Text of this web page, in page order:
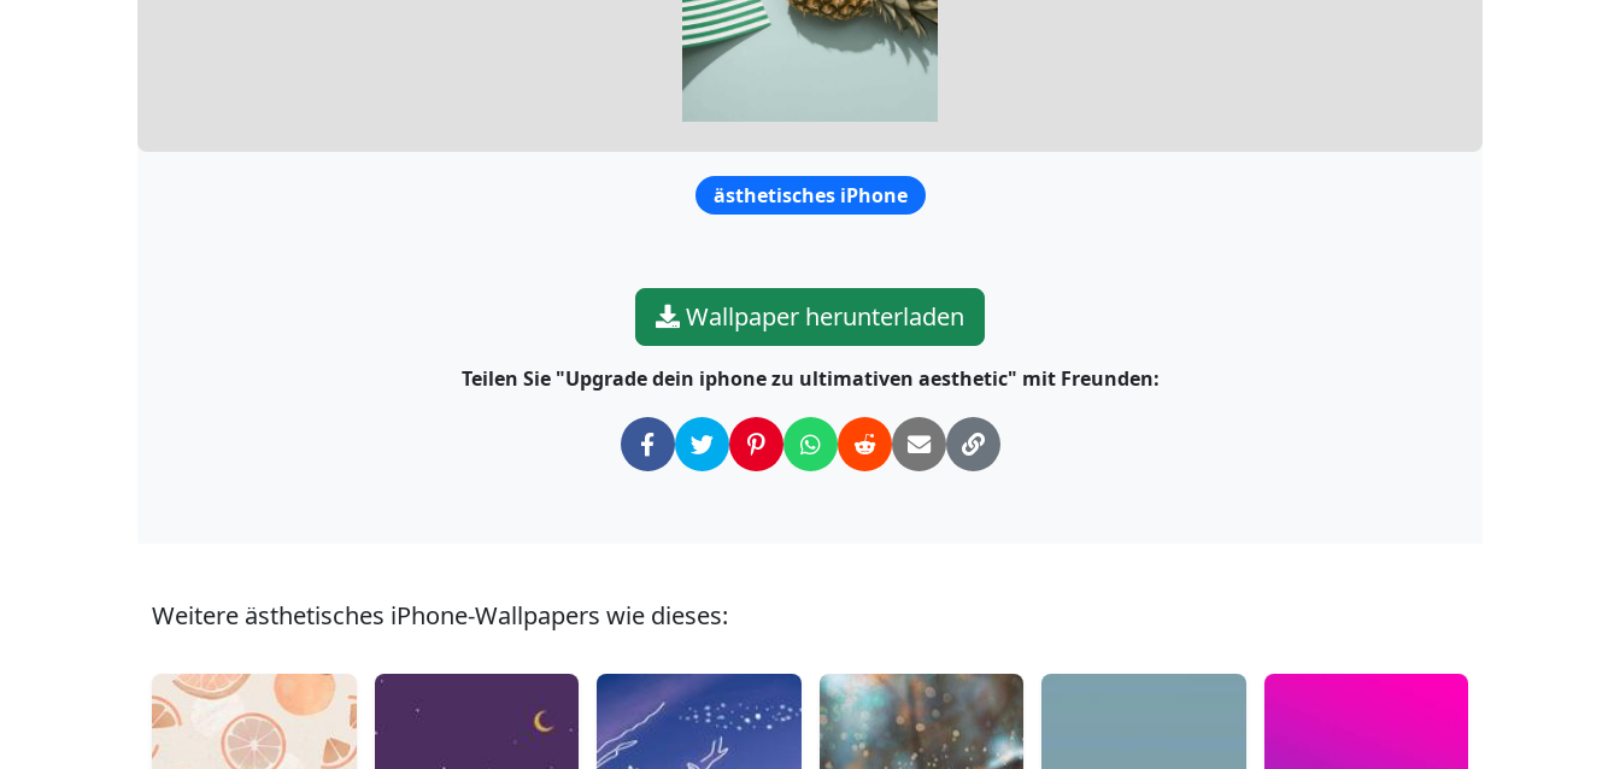
ästhetisches iPhone
Wallpaper herunterladen
Teilen Sie "Upgrade dein iphone zu ultimativen aesthetic" mit Freunden:
Weitere ästhetisches iPhone-Wallpapers wie dieses: